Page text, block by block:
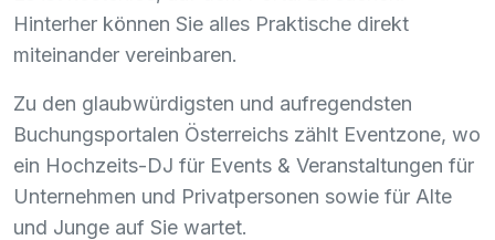
Hinterher können Sie alles Praktische direkt
miteinander vereinbaren.
Zu den glaubwürdigsten und aufregendsten
Buchungsportalen Österreichs zählt Eventzone, wo
ein Hochzeits-DJ für Events & Veranstaltungen für
Unternehmen und Privatpersonen sowie für Alte
und Junge auf Sie wartet.